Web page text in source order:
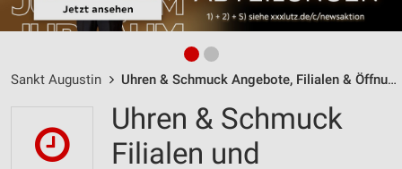
Sankt Augustin Uhren & Schmuck Angebote, Filialen & Öffnungszeiten
Uhren & Schmuck
Filialen und